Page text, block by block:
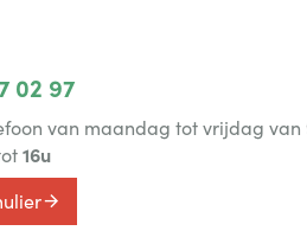
02 97
van maandag tot vrijdag van
16u